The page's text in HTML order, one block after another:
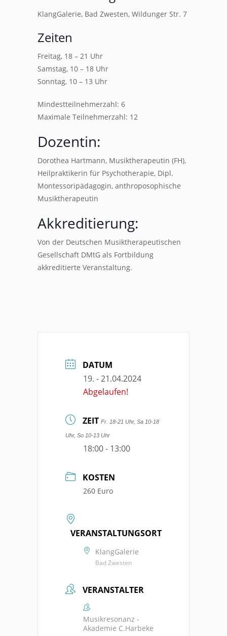
KlangGalerie, Bad Zwesten, Wildunger Str. 7
Zeiten
Freitag, 18 – 21 Uhr
Samstag, 10 – 18 Uhr
Sonntag, 10 – 13 Uhr
Mindestteilnehmerzahl: 6
Maximale Teilnehmerzahl: 12
Dozentin:
Dorothea Hartmann, Musiktherapeutin (FH),
Heilpraktikerin für Psychotherapie, Dipl.
Montessoripädagogin, anthroposophische
Musiktherapeutin
Akkreditierung:
Von der Deutschen Musiktherapeutischen
Gesellschaft DMtG als Fortbildung
akkreditierte Veranstaltung.
DATUM
19. - 21.04.2024
Abgelaufen!
ZEIT Fr. 18-21 Uhr, Sa 10-18
Uhr, So 10-13 Uhr
18:00 - 13:00
KOSTEN
260 Euro
VERANSTALTUNGSORT
KlangGalerie
Bad Zwesten
VERANSTALTER
Musikresonanz -
Akademie C.Harbeke